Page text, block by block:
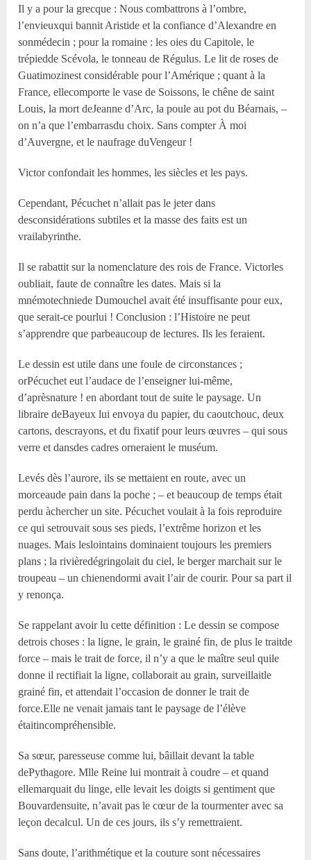
Il y a pour la grecque : Nous combattrons à l’ombre,
l’envieuxqui bannit Aristide et la confiance d’Alexandre en
sonmédecin ; pour la romaine : les oies du Capitole, le
trépiedde Scévola, le tonneau de Régulus. Le lit de roses de
Guatimozinest considérable pour l’Amérique ; quant à la
France, ellecomporte le vase de Soissons, le chêne de saint
Louis, la mort deJeanne d’Arc, la poule au pot du Béarnais, –
on n’a que l’embarrasdu choix. Sans compter À moi
d’Auvergne, et le naufrage duVengeur !
Victor confondait les hommes, les siècles et les pays.
Cependant, Pécuchet n’allait pas le jeter dans
desconsidérations subtiles et la masse des faits est un
vrailabyrinthe.
Il se rabattit sur la nomenclature des rois de France. Victorles
oubliait, faute de connaître les dates. Mais si la
mnémotechniede Dumouchel avait été insuffisante pour eux,
que serait-ce pourlui ! Conclusion : l’Histoire ne peut
s’apprendre que parbeaucoup de lectures. Ils les feraient.
Le dessin est utile dans une foule de circonstances ;
orPécuchet eut l’audace de l’enseigner lui-même,
d’aprèsnature ! en abordant tout de suite le paysage. Un
libraire deBayeux lui envoya du papier, du caoutchouc, deux
cartons, descrayons, et du fixatif pour leurs œuvres – qui sous
verre et dansdes cadres orneraient le muséum.
Levés dès l’aurore, ils se mettaient en route, avec un
morceaude pain dans la poche ; – et beaucoup de temps était
perdu àchercher un site. Pécuchet voulait à la fois reproduire
ce qui setrouvait sous ses pieds, l’extrême horizon et les
nuages. Mais leslointains dominaient toujours les premiers
plans ; la rivièredégringolait du ciel, le berger marchait sur le
troupeau – un chienendormi avait l’air de courir. Pour sa part il
y renonça.
Se rappelant avoir lu cette définition : Le dessin se compose
detrois choses : la ligne, le grain, le grainé fin, de plus le traitde
force – mais le trait de force, il n’y a que le maître seul quile
donne il rectifiait la ligne, collaborait au grain, surveillaitle
grainé fin, et attendait l’occasion de donner le trait de
force.Elle ne venait jamais tant le paysage de l’élève
étaitincompréhensible.
Sa sœur, paresseuse comme lui, bâillait devant la table
dePythagore. Mlle Reine lui montrait à coudre – et quand
ellemarquait du linge, elle levait les doigts si gentiment que
Bouvardensuite, n’avait pas le cœur de la tourmenter avec sa
leçon decalcul. Un de ces jours, ils s’y remettraient.
Sans doute, l’arithmétique et la couture sont nécessaires